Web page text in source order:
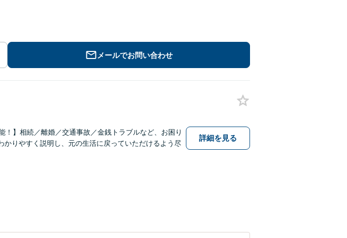
メールでお問い合わせ
！】相続／離婚／交通事故／金銭トラブルなど、お困り
りやすく説明し、元の生活に戻っていただけるよう尽
詳細を見る